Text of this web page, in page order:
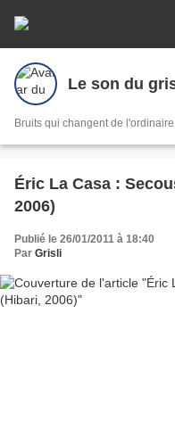
Le son du
Bruits qui changent de l'ordinaire
Éric La Casa :
2006)
Publié le 26/01/2011 à 18:40
Par Grisli